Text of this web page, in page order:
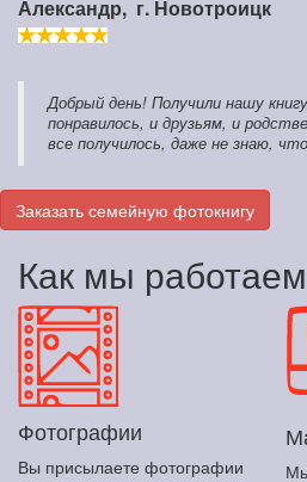
Александр, г. Новотроицк
Добрый день! Получили нашу
понравилось, и друзьям, и
все получилось, даже не знаю,
Заказать семейную фотокнигу
Как мы работаем
Фотографии
Вы присылаете фотографии